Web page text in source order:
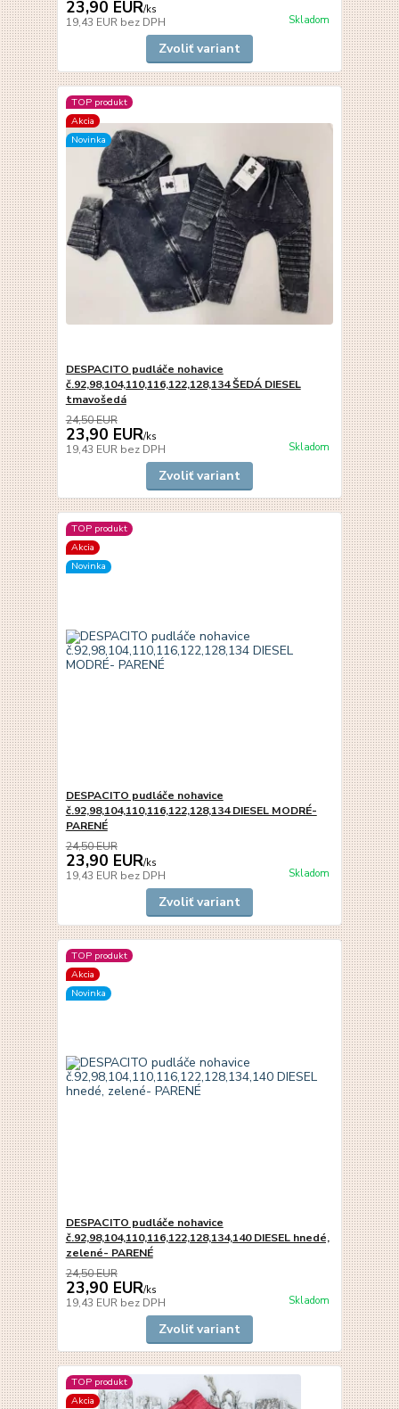
23,90 EUR/ks
19,43 EUR bez DPH Skladom
Zvoliť variant
TOP produkt
Akcia
Novinka
DESPACITO pudláče nohavice
č.92,98,104,110,116,122,128,134 ŠEDÁ DIESEL
tmavošedá
24,50 EUR
23,90 EUR/ks
19,43 EUR bez DPH Skladom
Zvoliť variant
TOP produkt
Akcia
Novinka
DESPACITO pudláče nohavice
č.92,98,104,110,116,122,128,134 DIESEL MODRÉ-
PARENÉ
24,50 EUR
23,90 EUR/ks
19,43 EUR bez DPH Skladom
Zvoliť variant
TOP produkt
Akcia
Novinka
DESPACITO pudláče nohavice
č.92,98,104,110,116,122,128,134,140 DIESEL hnedé,
zelené- PARENÉ
24,50 EUR
23,90 EUR/ks
19,43 EUR bez DPH Skladom
Zvoliť variant
TOP produkt
Akcia